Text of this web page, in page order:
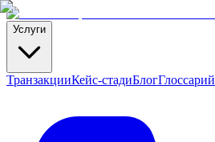
Услуги
ТранзакцииКейс-стадиБлогГлоссарий